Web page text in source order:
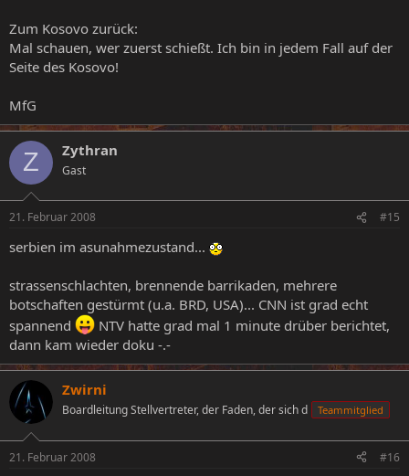
Zum Kosovo zurück:
Mal schauen, wer zuerst schießt. Ich bin in jedem Fall auf der
Seite des Kosovo!
MfG
Z Zythran
Gast
21. Februar 2008 #15
serbien im asunahmezustand...
strassenschlachten, brennende barrikaden, mehrere
botschaften gestürmt (u.a. BRD, USA)... CNN ist grad echt
spannend
NTV hatte grad mal 1 minute drüber berichtet,
dann kam wieder doku -.-
Zwirni
Boardleitung Stellvertreter, der Faden, der sich d Teammitglied
21. Februar 2008 #16